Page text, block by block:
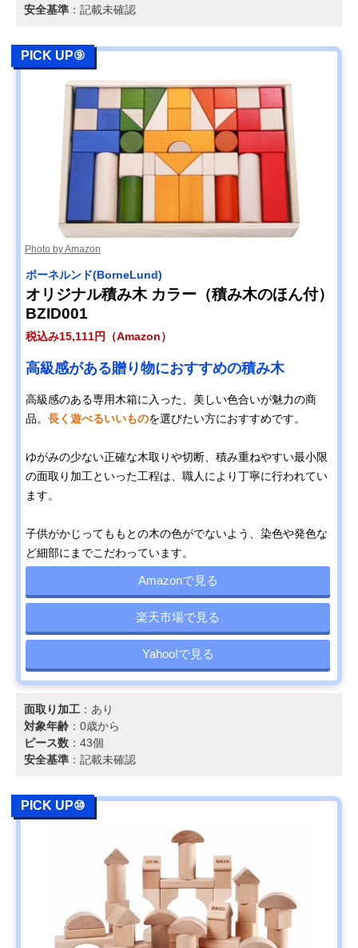
安全基準 ：記載未確認
PICK UP⑨
Photo by Amazon
ボーネルンド(BorneLund)
オリジナル積み木 カラー（積み木のほん付）
BZID001
税込み15,111円（Amazon）
高級感がある贈り物におすすめの積み木
高級感のある専用木箱に入った、美しい色合いが魅力の商
品。 長く遊べるいいものを選びたい方におすすめです。
ゆがみの少ない正確な木取りや切断、積み重ねやすい最小限
の面取り加工といった工程は、職人により丁寧に行われてい
ます。
子供がかじってももとの木の色がでないよう、染色や発色な
ど細部にまでこだわっています。
Amazonで見る
楽天市場で見る
Yahoo!で見る
面取り加工 ：あり
対象年齢 ：0歳から
ピース数 ：43個
安全基準 ：記載未確認
PICK UP⑩